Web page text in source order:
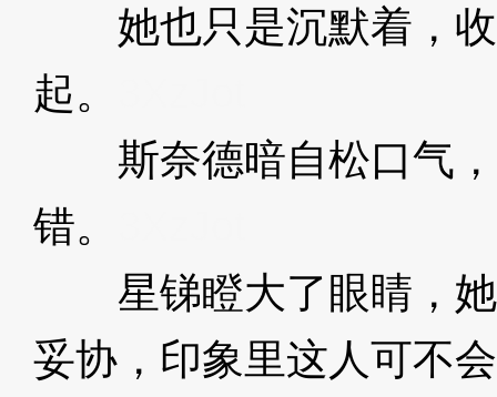
她也只是沉默着，收
起。
斯奈德暗自松口气，
错。
星锑瞪大了眼睛，她
妥协，印象里这人可不